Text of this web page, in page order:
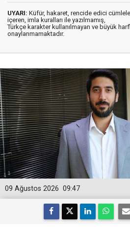
UYARI: Küfür, hakaret, rencide edici
içeren, imla kuralları ile yazılmamış,
Türkçe karakter kullanılmayan ve büyük
onaylanmamaktadır.
09:47
09 Ağustos 2026